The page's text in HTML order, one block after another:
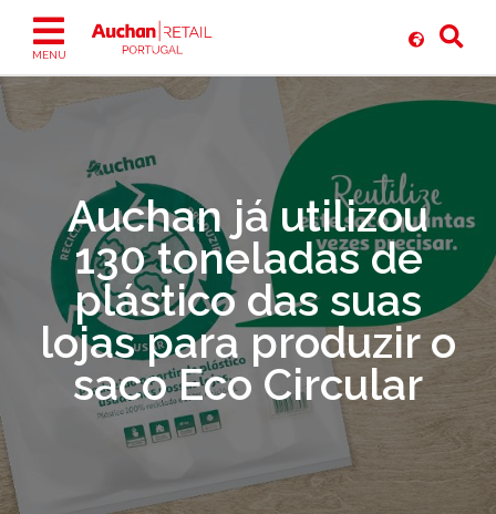
conteúdo
MENU
Auchan já utilizou
130 toneladas de
plástico das suas
lojas para produzir o
saco Eco Circular